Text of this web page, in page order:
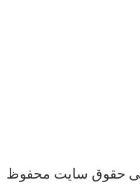
حقوق سایت محفوظ